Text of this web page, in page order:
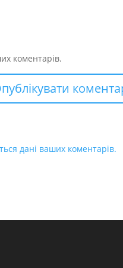
коментарів.
дані ваших коментарів.